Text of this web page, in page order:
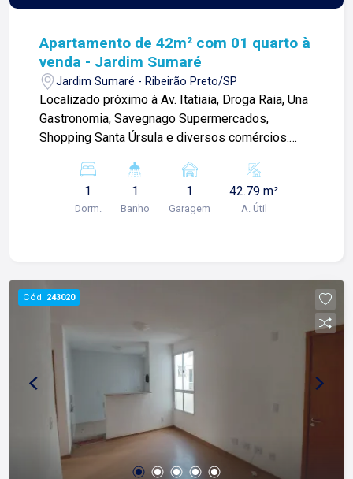
Apartamento de 42m² com 01 quarto à
venda - Jardim Sumaré
Jardim Sumaré - Ribeirão Preto/SP
Localizado próximo à Av. Itatiaia, Droga Raia, Una
Gastronomia, Savegnago Supermercados,
Shopping Santa Úrsula e diversos comércios.
banheiro social; -Sala 02 ambientes com sacada;
-Cozinha; -Área de serviços; -01 vaga de
garagem. Para mais informações e agendar
de tudo que fazemos. Todos os dias
construímos laços fortes e indeléveis com
nossos proprietários e clientes. Somos uma
imobiliária que equilibra a tradicionalidade com o
arrojo e a força comercial da atualidade. A Lago é
sua principal imobiliária em Ribeirão Preto!
1
Dorm.
1
Banho
1
Garagem
42.79 m²
A. Útil
Cód. 243020